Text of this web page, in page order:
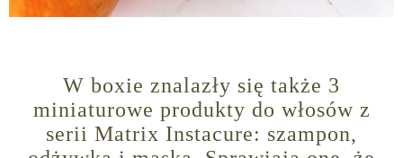
W boxie znalazły się także 3
miniaturowe produkty do włosów z
serii Matrix Instacure: szampon,